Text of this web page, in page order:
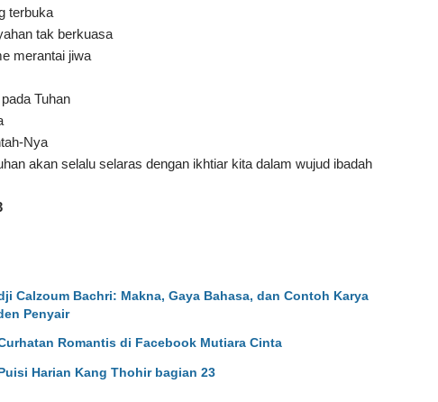
terbuka
tak berkuasa
merantai jiwa
Tuhan
Nya
akan selalu selaras dengan ikhtiar kita dalam wujud ibadah
Calzoum Bachri: Makna, Gaya Bahasa, dan Contoh Karya
Penyair
Romantis di Facebook Mutiara Cinta
Harian Kang Thohir bagian 23